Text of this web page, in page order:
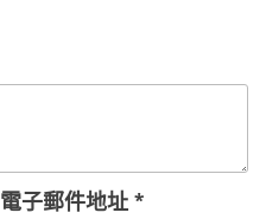
電子郵件地址 *